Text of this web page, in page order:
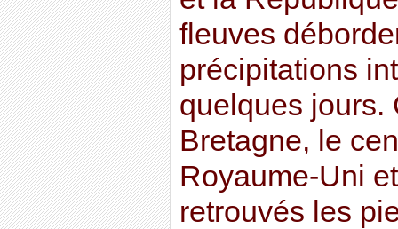
fleuves
précipitations
quelques jours.
Bretagne, le
Royaume-Uni
retrouvés les